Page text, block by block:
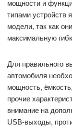
мощности и
типами устройств
модели, так как
максимальную
Для правильного
автомобиля
мощность,
прочие
внимание на
USB-выходы,